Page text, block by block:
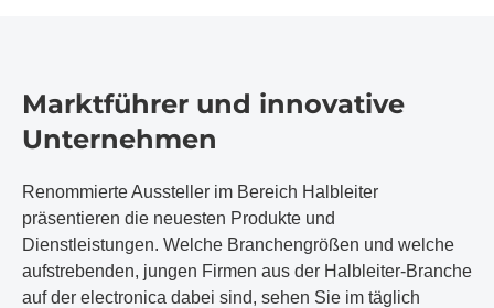
Marktführer und innovative
Unternehmen
Renommierte Aussteller im Bereich Halbleiter
präsentieren die neuesten Produkte und
Dienstleistungen. Welche Branchengrößen und welche
aufstrebenden, jungen Firmen aus der Halbleiter-Branche
auf der electronica dabei sind, sehen Sie im täglich